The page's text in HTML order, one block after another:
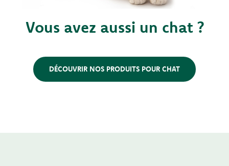
Vous avez aussi un chat ?
DÉCOUVRIR NOS PRODUITS POUR CHAT